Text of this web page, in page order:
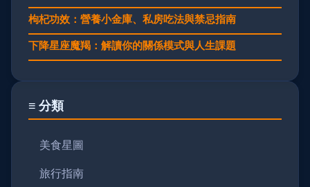
枸杞功效：營養小金庫、私房吃法與禁忌指南
下降星座魔羯：解讀你的關係模式與人生課題
≡ 分類
美食星圖
旅行指南